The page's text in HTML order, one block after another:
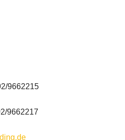
9662215
9662217